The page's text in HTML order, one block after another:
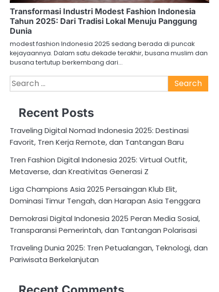
Transformasi Industri Modest Fashion Indonesia
Tahun 2025: Dari Tradisi Lokal Menuju Panggung
Dunia
modest fashion Indonesia 2025 sedang berada di puncak
kejayaannya. Dalam satu dekade terakhir, busana muslim dan
busana tertutup berkembang dari…
Search
for:
Recent Posts
Traveling Digital Nomad Indonesia 2025: Destinasi
Favorit, Tren Kerja Remote, dan Tantangan Baru
Tren Fashion Digital Indonesia 2025: Virtual Outfit,
Metaverse, dan Kreativitas Generasi Z
Liga Champions Asia 2025 Persaingan Klub Elit,
Dominasi Timur Tengah, dan Harapan Asia Tenggara
Demokrasi Digital Indonesia 2025 Peran Media Sosial,
Transparansi Pemerintah, dan Tantangan Polarisasi
Traveling Dunia 2025: Tren Petualangan, Teknologi, dan
Pariwisata Berkelanjutan